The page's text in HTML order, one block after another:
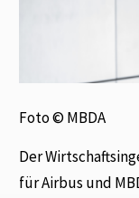
Foto © MBDA
Der
für Airbus und